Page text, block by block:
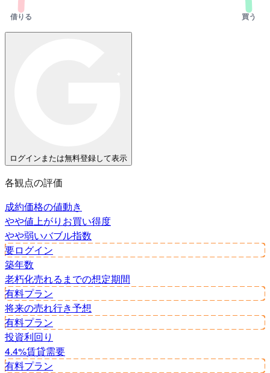
借りる 買う
ログインまたは無料登録して表示
各観点の評価
成約価格の値動き
やや値上がり お買い得度
やや弱いバブル指数
要ログイン
築年数
老朽化売れるまでの想定期間
有料プラン
将来の売れ行き予想
有料プラン
投資利回り
4.4%賃貸需要
有料プラン